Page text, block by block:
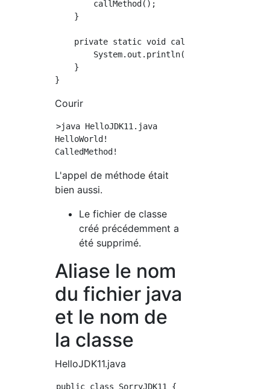
        callMethod();
    }
    private static void callMethod() {
        System.out.println("CalledMethod!");
    }
Courir
>java HelloJDK11.java
HelloWorld!
L'appel de méthode était
bien aussi.
Le fichier de classe
créé précédemment a
été supprimé.
Aliase le nom
du fichier java
et le nom de
la classe
HelloJDK11.java
public class SorryJDK11 {